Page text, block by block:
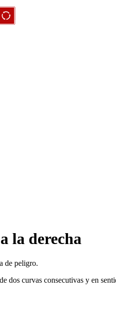
la derecha
de peligro.
dos curvas consecutivas y en